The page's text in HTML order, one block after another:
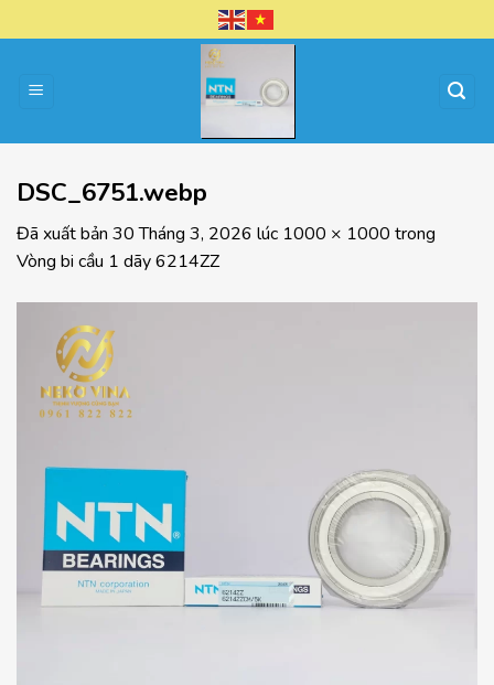
đến
dung
DSC_6751.webp
Đã xuất bản 30 Tháng 3, 2026 lúc 1000 × 1000 trong
Vòng bi cầu 1 dãy 6214ZZ